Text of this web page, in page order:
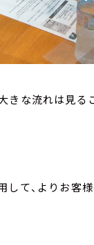
きな流れは見る
て、よりお客